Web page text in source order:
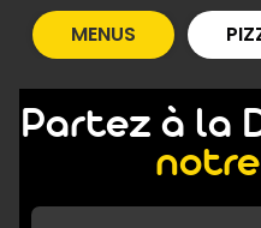
MENUS
Partez à la